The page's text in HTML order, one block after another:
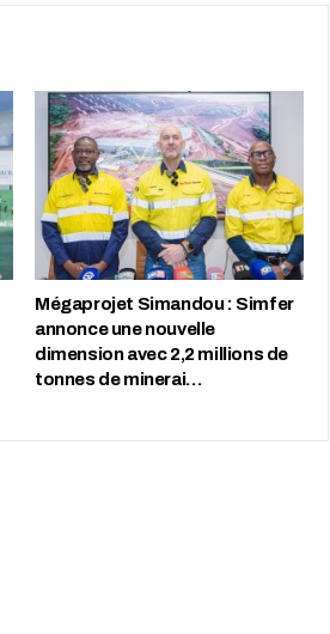
Mégaprojet Simandou : Simfer
annonce une nouvelle
dimension avec 2,2 millions de
tonnes de minerai…